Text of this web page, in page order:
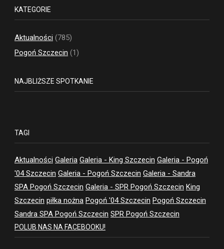
KATEGORIE
Aktualności (785)
Pogoń Szczecin (1)
NAJBLIŻSZE SPOTKANIE
TAGI
Aktualności Galeria Galeria - King Szczecin Galeria - Pogoń
'04 Szczecin Galeria - Pogoń Szczecin Galeria - Sandra
SPA Pogoń Szczecin Galeria - SPR Pogoń Szczecin King
Szczecin piłka nożna Pogoń '04 Szczecin Pogoń Szczecin
Sandra SPA Pogoń Szczecin SPR Pogoń Szczecin
POLUB NAS NA FACEBOOKU!